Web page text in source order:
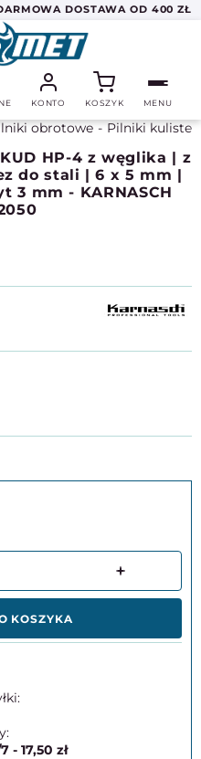
DOSTAWA OD 400 ZŁ
KONTO KOSZYK MENU
obrotowe Pilniki kuliste
HP-4 z węglika | z
do stali | 6 x 5 mm |
3 mm - KARNASCH
KOSZYKA
17,50 zł